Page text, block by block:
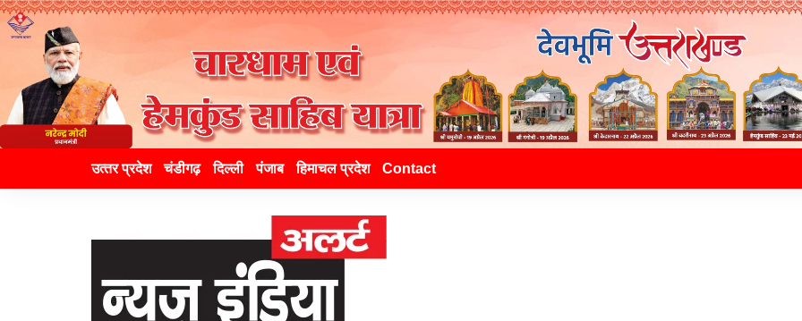
उत्‍तर प्रदेश चंडीगढ़ दिल्ली पंजाब हिमाचल प्रदेश Contact